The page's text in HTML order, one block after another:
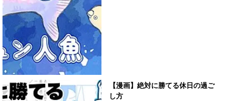
【漫画】絶対に勝てる休日の過ご
し方